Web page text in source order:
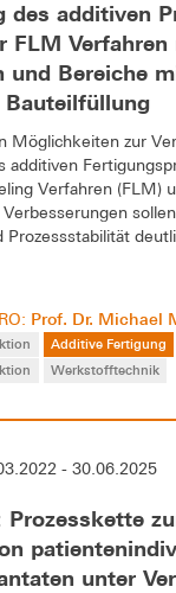
des additiven
FLM
und Bereiche
Möglichkeiten zur
additiven
Verfahren (FLM)
Prof. Dr. Michael
Additive Fertigung
Werkstofftechnik
- 30.06.2025
Prozesskette
unter